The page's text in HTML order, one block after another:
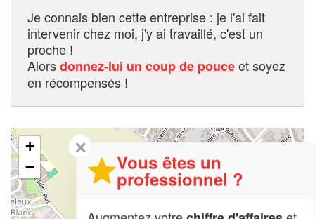
Je connais bien cette entreprise : je l'ai fait
intervenir chez moi, j'y ai travaillé, c'est un
proche !
Alorsdonnez-lui un coup de pouceet soyez
en récompensés !
+
−
✕
Vous êtes un
professionnel ?